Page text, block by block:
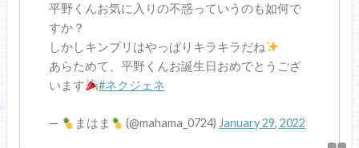
平野くんお気に入りの不惑っていうのも如何で
すか？
しかしキンプリはやっぱりキラキラだね
あらためて、平野くんお誕生日おめでとうござ
います
#ネクジェネ
— まはま (@mahama_0724) January 29, 2022